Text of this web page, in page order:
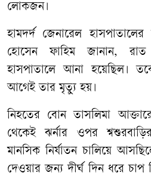
লোকজন।
হামদর্দ জেনারেল
হোসেন ফাহিম জানান, রাত
হাসপাতালে আনা হয়েছিল।
আগেই তার মৃত্যু হয়।
নিহতের বোন তাসলিমা
থেকেই ঝর্নার ওপর
মানসিক নির্যাতন চালিয়ে
দেওয়ার জন্য দীর্ঘ দিন ধরে চাপ